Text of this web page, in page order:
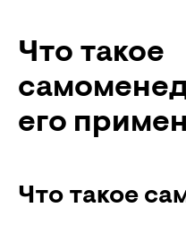
Что такое
его
Что такое